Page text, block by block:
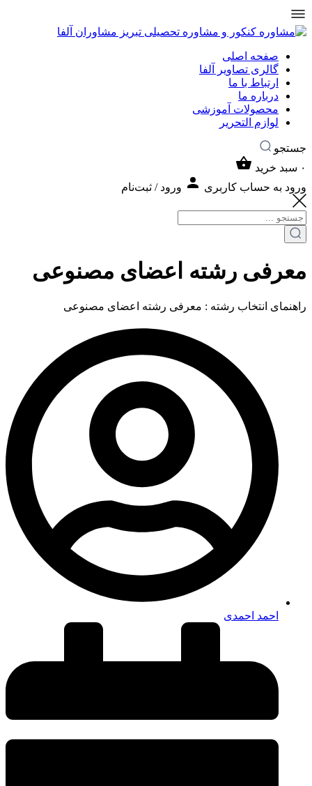
صفحه اصلی
گالری تصاویر آلفا
ارتباط با ما
درباره ما
محصولات آموزشی
لوازم التحریر
جستجو
۰ سبد خرید
ورود به حساب کاربری
ورود / ثبت‌نام
معرفی رشته اعضای مصنوعی
راهنمای انتخاب رشته : معرفی رشته اعضای مصنوعی
احمد احمدی